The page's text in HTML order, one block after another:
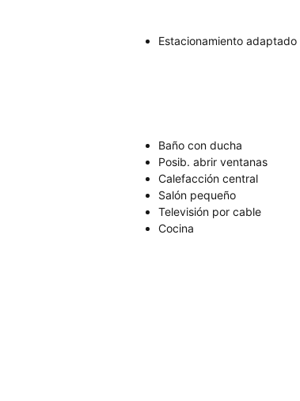
Estacionamiento adaptado
Baño con ducha
Posib. abrir ventanas
Calefacción central
Salón pequeño
Televisión por cable
Cocina